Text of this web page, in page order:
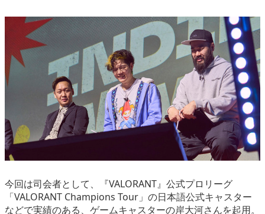
今回は司会者として、『VALORANT』公式プロリーグ
「VALORANT Champions Tour」の日本語公式キャスター
などで実績のある、ゲームキャスターの岸大河さんを起用。